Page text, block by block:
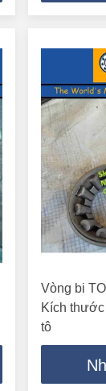
Vòng bi
Kích thước
tô